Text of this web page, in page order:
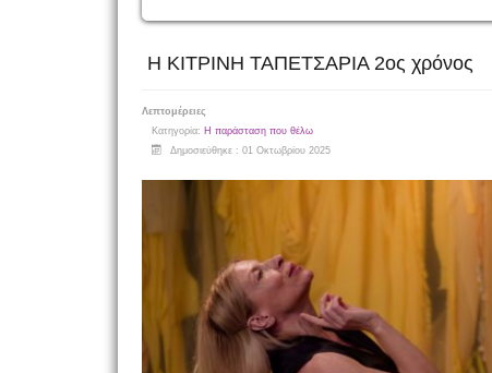
Η ΚΙΤΡΙΝΗ ΤΑΠΕΤΣΑΡΙΑ 2ος χρόνος
Λεπτομέρειες
Κατηγορία: Η παράσταση που θέλω
Δημοσιεύθηκε : 01 Οκτωβρίου 2025